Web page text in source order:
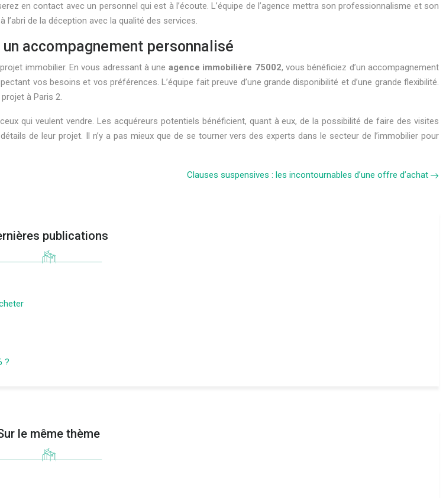
en contact avec un personnel qui est à l’écoute. L’équipe de l’agence mettra son professionnalisme et son
de la déception avec la qualité des services.
accompagnement personnalisé
immobilier. En vous adressant à une agence immobilière 75002, vous bénéficiez d’un accompagnement
vos besoins et vos préférences. L’équipe fait preuve d’une grande disponibilité et d’une grande flexibilité.
à Paris 2.
qui veulent vendre. Les acquéreurs potentiels bénéficient, quant à eux, de la possibilité de faire des visites
de leur projet. Il n’y a pas mieux que de se tourner vers des experts dans le secteur de l’immobilier pour
Clauses suspensives : les incontournables d’une offre d’achat
publications
?
le même thème